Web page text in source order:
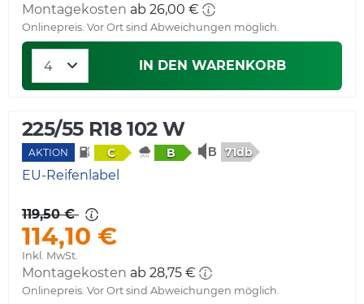
Montagekosten ab 26,00 €
Onlinepreis. Vor Ort sind Abweichungen möglich.
IN DEN WARENKORB
225/55 R18 102 W
AKTION C B 71db
EU-Reifenlabel
119,50 €
114,10 €
Inkl. MwSt.
Montagekosten ab 28,75 €
Onlinepreis. Vor Ort sind Abweichungen möglich.